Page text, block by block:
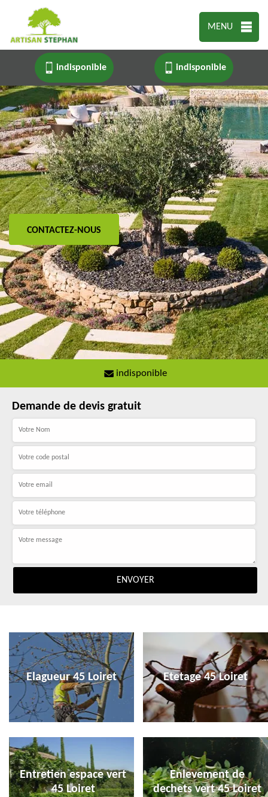
MENU
indisponible indisponible
CONTACTEZ-NOUS
indisponible
Demande de devis gratuit
Elagueur 45 Loiret Etetage 45 Loiret
Entretien espace vert
45 Loiret
Enlevement de
dechets vert 45 Loiret